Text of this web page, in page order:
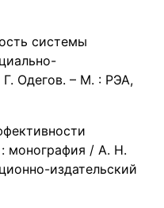
системы
Одегов. – М. : РЭА,
монография / А. Н.
издательский